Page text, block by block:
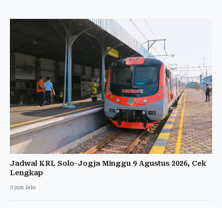
Jadwal KRL Solo-Jogja Minggu 9 Agustus 2026, Cek
Lengkap
2 jam lalu